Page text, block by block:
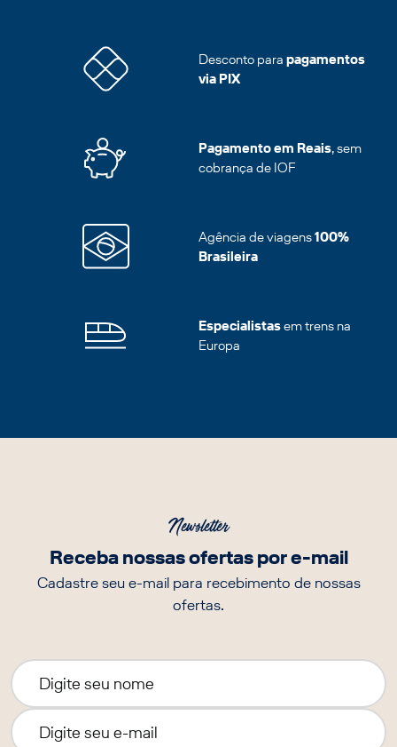
Desconto para pagamentos
via PIX
Pagamento em Reais, sem
cobrança de IOF
Agência de viagens100%
Brasileira
Especialistasem trens na
Europa
Newsletter
Receba nossas ofertas por e-mail
Cadastre seu e-mail para recebimento de nossas
ofertas.